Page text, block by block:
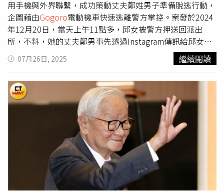
服務、電動交通和促進電力化的世界領航者，義電智慧能源
陪伴所有客戶度過能源轉型之路，開發創造價值的客製化解
決方案。義電智慧能源為客戶需求打造永續、高效、易取
得、客製化的產品和服務生態系統。義電智慧能源提供電
力、整合及創新能源服務予全球超過5,400萬個用戶，包括
家庭、小型辦公室、企業和市政機構。此外，在全球提供
9.8 GW的彈性電力服務，並已在全球裝設近300萬個公共照
明點，同時擁有超過30,500個公共充電站點供電動車車主使
用。更多資訊，歡迎參訪enelx.com/tw，並在LinkedIn、
Facebook追蹤我們。
用手機與外界聯繫，成功策動丈夫鄭姓男子準備脫逃行動，
企圖藉由Gogoro電動機車快速逃離警方掌控。案發於2024
年12月20日，當天上午11點多，邱女被警方押送回派出
所，不料，她的丈夫鄭男事先透過Instagram傳訊給邱女：
「我狗溝龍（Gogoro
）發著」、「我數到3」、「請你用最
快速度跑」，讓這對夫妻似乎早有預謀，鄭男隨後在派出所
門口騎著機車等待，一看到邱女被銬著手銬走出派出所，便
準備協助逃跑。邱女見狀立刻加快腳步，迅速跳上鄭男的機
車後座，鄭男隨即加速逃離現場，幾名員警隨即反應過來，
緊追不捨並成功攔截機車，阻止了這起脫逃未遂行動，高雄
地檢署依據事證，將邱女與鄭男以脫逃未遂罪起訴。高雄地
方法院審理此案後，認為2人明顯無視公權力的行使，破壞
社會秩序及司法尊嚴，判處兩人各有期徒刑2個月，並可易
科罰金，法官特別指出，雖然2人坦承犯行，但其行為已嚴
重挑戰司法機關的權威，對於維護法治社會有負面影響。此
判決仍可上訴。
07月26日, 2025 繼續閱讀